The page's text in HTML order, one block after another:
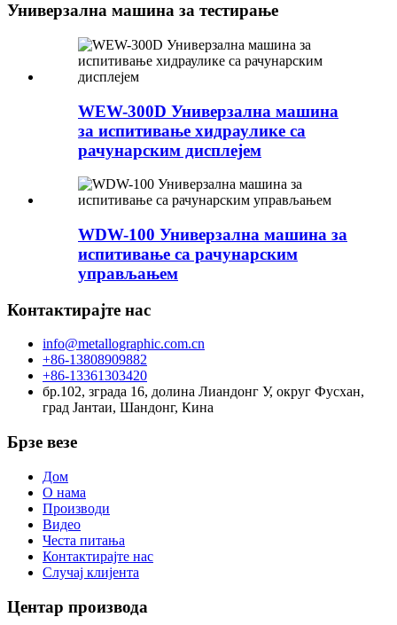
Универзална машина за тестирање
WEW-300D Универзална машина
за испитивање хидраулике са
рачунарским дисплејем
WDW-100 Универзална машина за
испитивање са рачунарским
управљањем
Контактирајте нас
info@metallographic.com.cn
+86-13808909882
+86-13361303420
бр.102, зграда 16, долина Лиандонг У, округ Фусхан,
град Јантаи, Шандонг, Кина
Брзе везе
Дом
О нама
Производи
Видео
Честа питања
Контактирајте нас
Случај клијента
Центар производа